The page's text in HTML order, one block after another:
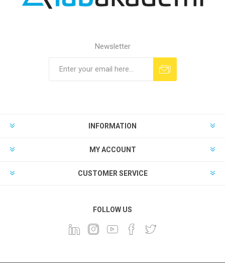
Newsletter
INFORMATION
MY ACCOUNT
CUSTOMER SERVICE
FOLLOW US